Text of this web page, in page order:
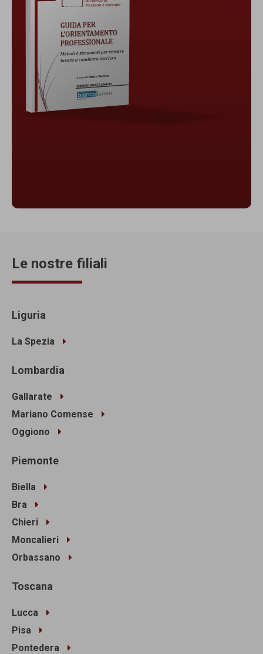
Le nostre filiali
Liguria
La Spezia
Lombardia
Gallarate
Mariano Comense
Oggiono
Piemonte
Biella
Bra
Chieri
Moncalieri
Orbassano
Toscana
Lucca
Pisa
Pontedera